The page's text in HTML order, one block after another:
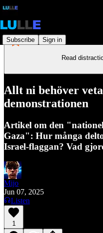
Subscribe Sign in
Read
Allt ni behöver
demonstrationen
Artikel om den
Gaza": Hur många
Israel-flaggan? Vad
Mijo
Jun 07, 2025
Listen
1